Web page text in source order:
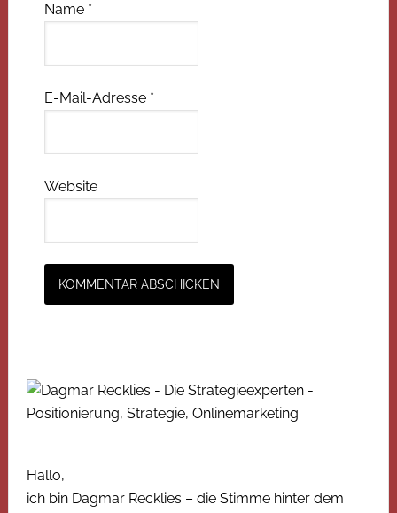
Name *
E-Mail-Adresse *
Website
Hallo,
ich bin Dagmar Recklies – die Stimme hinter dem